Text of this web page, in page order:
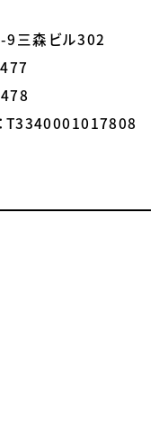
三森ビル302
T3340001017808